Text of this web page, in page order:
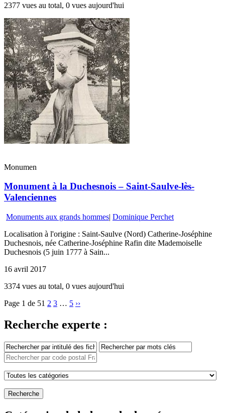
2377 vues au total, 0 vues aujourd'hui
Monumen
Monument à la Duchesnois – Saint-Saulve-lès-
Valenciennes
Monuments aux grands hommes| Dominique Perchet
Localisation à l'origine : Saint-Saulve (Nord) Catherine-Joséphine
Duchesnois, née Catherine-Joséphine Rafin dite Mademoiselle
Duchesnois (5 juin 1777 à Sain...
16 avril 2017
3374 vues au total, 0 vues aujourd'hui
Page 1 de 51 2 3 … 5 ››
Recherche experte :